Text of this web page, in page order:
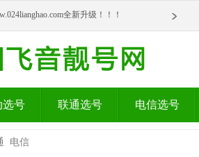
全新升级！！！
选号 联通选号 电信选号
电信